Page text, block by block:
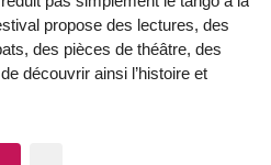
propose des lectures, des
des pièces de théâtre, des
découvrir ainsi l’histoire et